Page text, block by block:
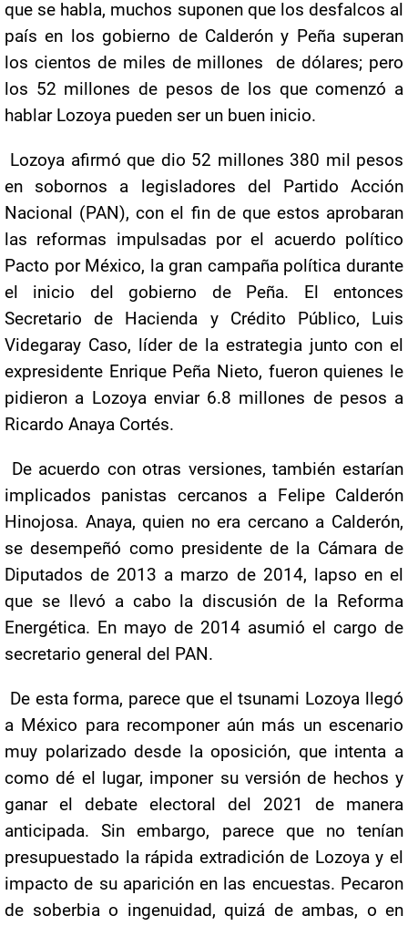
que se habla, muchos suponen que los desfalcos al
país en los gobierno de Calderón y Peña superan
los cientos de miles de millones de dólares; pero
los 52 millones de pesos de los que comenzó a
hablar Lozoya pueden ser un buen inicio.
Lozoya afirmó que dio 52 millones 380 mil pesos
en sobornos a legisladores del Partido Acción
Nacional (PAN), con el fin de que estos aprobaran
las reformas impulsadas por el acuerdo político
Pacto por México, la gran campaña política durante
el inicio del gobierno de Peña. El entonces
Secretario de Hacienda y Crédito Público, Luis
Videgaray Caso, líder de la estrategia junto con el
expresidente Enrique Peña Nieto, fueron quienes le
pidieron a Lozoya enviar 6.8 millones de pesos a
Ricardo Anaya Cortés.
De acuerdo con otras versiones, también estarían
implicados panistas cercanos a Felipe Calderón
Hinojosa. Anaya, quien no era cercano a Calderón,
se desempeñó como presidente de la Cámara de
Diputados de 2013 a marzo de 2014, lapso en el
que se llevó a cabo la discusión de la Reforma
Energética. En mayo de 2014 asumió el cargo de
secretario general del PAN.
De esta forma, parece que el tsunami Lozoya llegó
a México para recomponer aún más un escenario
muy polarizado desde la oposición, que intenta a
como dé el lugar, imponer su versión de hechos y
ganar el debate electoral del 2021 de manera
anticipada. Sin embargo, parece que no tenían
presupuestado la rápida extradición de Lozoya y el
impacto de su aparición en las encuestas. Pecaron
de soberbia o ingenuidad, quizá de ambas, o en